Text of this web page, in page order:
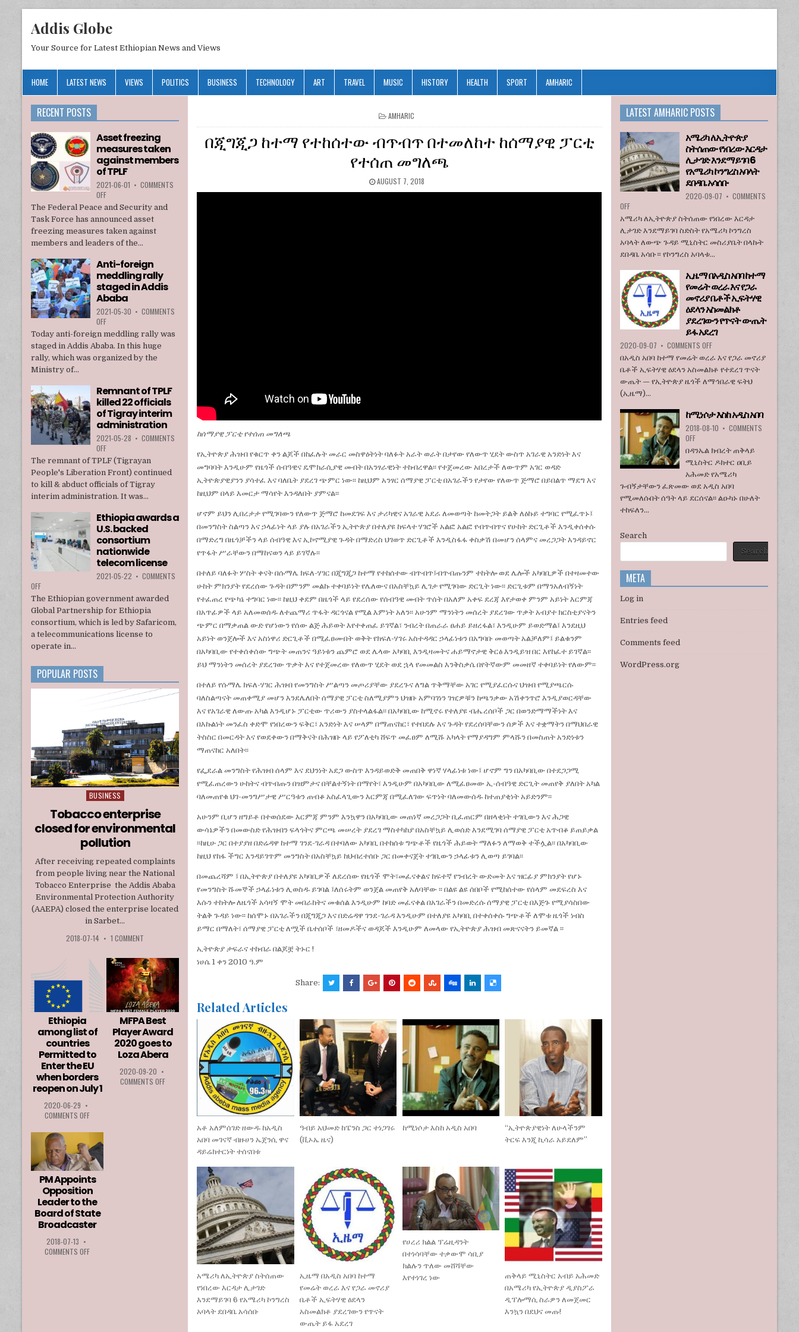
Addis Globe
Your Source for Latest Ethiopian News and Views
HOME LATEST NEWS VIEWS POLITICS BUSINESS TECHNOLOGY ART TRAVEL MUSIC HISTORY HEALTH SPORT AMHARIC
POSTED
IN
AMHARIC
በጂግጂጋ ከተማ የተከሰተው ብጥብጥ በተመለከተ ከሰማያዊ ፓርቲ
የተሰጠ መግለጫ
AUGUST 7, 2018
ከሰማያዊ ፓርቲ የተሰጠ መግለጫ
የኢትዮጵያ ሕዝብ የቁርጥ ቀን ልጆች በከፈሉት መራር መስዋዕትነት ባለፉት አራት ወራት በታየው የለውጥ ሂደት ውስጥ አገራዊ አንድነት እና
መግባባት እንዲሁም የዜጎች ሰብዓዊና ዴሞክራሲያዊ መብት በአንፃራዊነት ተከብረዋል፡፡ የተጀመረው አበረታች ለውጥም አገር ወዳድ
ኢትዮጵያዊያንን ያሳተፈ እና ባለቤት ያደረገ ጭምር ነው፡፡ ከዚህም አንፃር ሰማያዊ ፓርቲ በአገራችን የታየው የለውጥ ጅማሮ በይበልጥ ማደግ እና
ከዚህም በላይ እመርታ ማሳየት እንዳለበት ያምናል፡፡
ሆኖም ይህን ሊበረታታ የሚገባውን የለውጥ ጅማሮ ከመደገፍ እና ታሪካዊና አገራዊ አደራ ለመወጣት ከመትጋት ይልቅ ለዕኩይ ተግባር የሚፈጥኑ፤
በመንግስት ስልጣን እና ኃላፊነት ላይ ያሉ በአገራችን ኢትዮጵያ በተለያዩ ከፍላተ ሃገሮች አልፎ አልፎ የብጥብጥና የሁከት ድርጊቶች እንዲቀሰቀሱ
በማድረግ በዜጎቻችን ላይ ሰብዓዊ እና ኢኮኖሚያዊ ጉዳት በማድረስ ህገወጥ ድርጊቶች እንዲስፋፋ ቀስቃሽ በመሆን ሰላምና መረጋጋት እንዳይኖር
የጥፋት ሥራቸውን በማከናወን ላይ ይገኛሉ፡፡
በተለይ ባለፉት ሦስት ቀናት በሱማሌ ክፍለ-ሃገር በጂግጂጋ ከተማ የተከሰተው ብጥብጥ፤ብጥብጡንም ተከትሎ ወደ ሌሎች አካባቢዎች በተዛመተው
ሁከት ምክንያት የደረሰው ጉዳት በምንም መልኩ ተቀባይነት የሌለውና በአስቸኳይ ሊገታ የሚገባው ድርጊት ነው፡፡ ድርጊቱም በማንአለብኝነት
የተፈጠረ የጭካኔ ተግባር ነው፡፡ ከዚህ ቀደም በዜጎች ላይ የደረሰው የሰብዓዊ መብት ጥሰት በአለም አቀፍ ደረጃ እየታወቀ ምንም አይነት እርምጃ
በአጥፊዎች ላይ አለመወሰዱ ለተጨማሪ ጥፋት ዳርጎናል የሚል እምነት አለን፡፡ አሁንም ማንነትን መሰረት ያደረገው ጥቃት አብያተ ክርስቲያናትን
ጭምር በማቃጠል ውድ የሆነውን የሰው ልጅ ሕይወት እየተቀጠፈ ይገኛል፣ ንብረት በጠራራ ፀሐይ ይዘረፋል፣ እንዲሁም ይወድማል፤ እንደዚህ
አይነት ወንጀሎች እና አስነዋሪ ድርጊቶች በሚፈፀሙበት ወቅት የክፍለ-ሃገሩ አስተዳዳር ኃላፊነቱን በአግባቡ መወጣት አልቻለም፤ ይልቁንም
በአካባቢው የተቀሰቀሰው ግጭት መጠንና ዓይነቱን ጨምሮ ወደ ሌላው አካባቢ እንዲዛመትና ሐይማኖታዊ ቅርፅ እንዲይዝ በር እየከፈተ ይገኛል፡፡
ይህ ማንነትን መሰረት ያደረገው ጥቃት እና የተጀመረው የለውጥ ሂደት ወደ ኋላ የመመልስ እንቅስቃሴ በየትኛውም መመዘኛ ተቀባይነት የለውም፡፡
በተለይ የሱማሌ ክፍለ-ሃገር ሕዝብ የመንግስት ሥልጣን መጦሪያቸው ያደረጉና ለግል ጥቅማቸው አገር የሚያፈርሱና ህዝብ የሚያጫርሱ
ባለስልጣናት መጠቀሚያ መሆን እንደሌለበት ሰማያዊ ፓርቲ ስለሚያምን ህዝቡ አምባገነን ገዢዎቹን ከጫንቃው አሽቀንጥሮ እንዲያወርዳቸው
እና የአገራዊ ለውጡ አካል እንዲሆኑ ፓርቲው ጥሪውን ያስተላልፋል፡፡ በአካባቢው ከሚኖሩ የተለያዩ ብሔረሰቦች ጋር በወንድማማችነት እና
በእኩልነት መንፈስ ቀድሞ የነበረውን ፍቅር፣ አንድነት እና ሠላም በማጠናከር፣ የተበደሉ እና ጉዳት የደረሰባቸውን ሰዎች እና ተቋማትን በማህበራዊ
ትስስር በመርዳት እና የወደቀውን በማቅናት በሕዝቡ ላይ የፖለቲካ ሸፍጥ መፈፀም ለሚሹ አካላት የማያዳግም ምላሹን በመስጠት አንድነቱን
ማጠናከር አለበት፡፡
የፌደራል መንግስት የሕዝብ ሰላም እና ደህንነት አደጋ ውስጥ እንዳይወድቅ መጠበቅ ዋነኛ ሃላፊነቱ ነው፤ ሆኖም ግን በአካባቢው በተደጋጋሚ
የሚፈጠረውን ሁከትና ብጥብጡን በዝምታና በቸልተኝነት በማየት፣ እንዲሁም በአካባቢው ለሚፈፀመው ኢ-ሰብዓዊ ድርጊት መጠየቅ ያለበት አካል
ባለመጠየቁ ህገ-መንግሥታዊ ሥርዓቱን ጠብቆ አስፈላጊውን እርምጃ በሚፈለገው ፍጥነት ባለመውሰዱ ከተጠያቂነት አይድንም፡፡
አሁንም ቢሆን ዘግይቶ በተወሰደው እርምጃ ምንም እንኳዋን በአካባቢው መጠነኛ መረጋጋት ቢፈጠርም በዘላቂነት ተገቢውን እና ሕጋዊ
ውሳኔዎችን በመውስድ የሕዝብን ፍላጎትና ምርጫ መሠረት ያደረገ ማስተካከያ በአስቸኳይ ሊወሰድ እንደሚገባ ሰማያዊ ፓርቲ አጥብቆ ይጠይቃል
፡፡ከዚሁ ጋር በተያያዘ በድሬዳዋ ከተማ ገንደ-ገራዳ በተባለው አካባቢ በተከሰቱ ግጭቶች የዜጎች ሕይወት ማለፉን ለማወቅ ተችሏል፡፡ በአካባቢው
ከዚህ የከፋ ችግር እንዳይገጥም መንግስት በአስቸኳይ ከህብረተሰቡ ጋር በመቀናጀት ተገቢውን ኃላፊቱን ሊወጣ ይገባል፡፡
በመጨረሻም ፤ በኢትዮጵያ በተለያዩ አካባቢዎች ለደረሰው የዜጎች ሞት፣መፈናቀልና ከፍተኛ የንብረት ውድመት እና ዝርፊያ ምክንያት የሆኑ
የመንግስት ሹመኞች ኃላፊነቱን ሊወስዱ ይገባል ፤ለሰሩትም ወንጀል መጠየቅ አለባቸው ፡፡ በልዩ ልዩ ሰበቦች የሚከሰተው የሰላም መደፍረስ እና
እሱን ተከትሎ ለዜጎች አሳዛኝ ሞት መበራከትና መቁሰል እንዲሁም ከባድ መፈናቀል በአገራችን በመድረሱ ሰማያዊ ፓርቲ በእጅጉ የሚያሳስበው
ትልቅ ጉዳይ ነው፡፡ ከሰሞኑ በአገራችን በጂግጂጋ እና በድሬዳዋ ገንደ-ገራዳ እንዲሁም በተለያዩ አካባቢ በተቀሰቀሱ ግጭቶች ለሞቱ ዜጎች ነብስ
ይማር በማለት፣ ሰማያዊ ፓርቲ ለሟች ቤተሰቦች ፣ዘመዶችና ወዳጆች እንዲሁም ለመላው የኢትዮጵያ ሕዝብ መጽናናትን ይመኛል ፡፡
ኢትዮጵያ ታፍራና ተከብራ በልጆቿ ትኑር !
ነሀሴ 1 ቀን 2010 ዓ.ም
Share:
Related Articles
አቶ አለምሰገድ ዘውዱ ከአዲስ
አበባ መገናኛ ብዙሀን ኤጀንሲ ዋና
ዳይሬክተርነት ተሰናበቱ
ዓብይ አህመድ ከፔንስ ጋር ተነጋገሩ
(ቪኦኤ ዜና)
ከሚነሶታ እስከ አዲስ አበባ
“ኢትዮጵያዊነት ለሁላችንም
ትርፍ እንጂ ኪሳራ አይደለም”
አሜሪካ ለኢትዮጵያ ስትሰጠው
የነበረው እርዳታ ሊታገድ
እንደማይገባ 6 የአሜሪካ ኮንግረስ
አባላት ደበዳቤ አሳሰቡ
ኢዜማ በአዲስ አበባ ከተማ
የመሬት ወረራ እና የጋራ መኖሪያ
ቤቶች ኢፍትሃዊ ዕደላን
አስመልክቶ ያደረገውን የጥናት
ውጤት ይፋ አደረገ
የሀረሪ ክልል ፕሬዚዳንት
በተነሳባቸው ተቃውሞ ሳቢያ
ክልሉን ጥለው መሸሻቸው
እየተነገረ ነው
ጠቅላይ ሚኒስትር አብይ አሕመድ
በአሜሪካ የኢትዮጵያ ዲያስፖራ
ዲፕሎማሲ ስራዎን ለመጀመር
እንኳን በደህና መጡ!
RECENT POSTS
Asset freezing
measures taken
against members
of TPLF
2021-06-01 • COMMENTS
OFFON
ASSET
FREEZING
MEASURES
TAKEN
AGAINST
OF
TPLF
The Federal Peace and Security and
Task Force has announced asset
freezing measures taken against
members and leaders of the...
Anti-foreign
meddling rally
staged in Addis
Ababa
2021-05-30 • COMMENTS
OFFON
ANTI-
FOREIGN
MEDDLING
RALLY
ADDIS
ABABA
Today anti-foreign meddling rally was
staged in Addis Ababa. In this huge
rally, which was organized by the
Ministry of...
Remnant of TPLF
killed 22 officials
of Tigray interim
administration
2021-05-28 • COMMENTS
OFFON
REMNANT
OF
TPLF
KILLED
22
OF
TIGRAY
INTERIM
ADMINISTRATION
The remnant of TPLF (Tigrayan
People's Liberation Front) continued
to kill & abduct officials of Tigray
interim administration. It was...
Ethiopia awards a
U.S. backed
consortium
nationwide
telecom license
2021-05-22 • COMMENTS
OFFON
ETHIOPIA
AWARDS
A
U.S.
BACKED
CONSORTIUM
TELECOM
LICENSE
The Ethiopian government awarded
Global Partnership for Ethiopia
consortium, which is led by Safaricom,
a telecommunications license to
operate in...
POPULAR POSTS
Posted
BUSINESS
Tobacco enterprise
closed for environmental
pollution
After receiving repeated complaints
from people living near the National
Tobacco Enterprise the Addis Ababa
Environmental Protection Authority
(AAEPA) closed the enterprise located
in Sarbet...
2018-07-14 • 1 COMMENT
Ethiopia
among list of
countries
Permitted to
Enter the EU
when borders
reopen on July 1
2020-06-29 •
COMMENTS OFFON
AMONG
LIST
OF
COUNTRIES
PERMITTED
TO
ENTER
THE
EU
WHEN
REOPEN
MFPA Best
Player Award
2020 goes to
Loza Abera
2020-09-20 •
COMMENTS OFFON
PM Appoints
Opposition
Leader to the
Board of State
Broadcaster
2018-07-13 •
COMMENTS OFFON
LATEST AMHARIC POSTS
አሜሪካ ለኢትዮጵያ
ስትሰጠው የነበረው እርዳታ
ሊታገድ እንደማይገባ 6
የአሜሪካ ኮንግረስ አባላት
ደበዳቤ አሳሰቡ
2020-09-07 • COMMENTS
OFFON
አሜሪካ
ስትሰጠው
የነበረው
እርዳታ
እንደማይገባ
6
የአሜሪካ
ኮንግረስ
አባላት
ደበዳቤ
አሜሪካ ለኢትዮጵያ ስትሰጠው የነበረው እርዳታ
ሊታገድ እንደማይገባ ስድስት የአሜሪካ ኮንግረስ
አባላት ለውጭ ጉዳይ ሚኒስትር መስሪያቤት በላኩት
ደበዳቤ አሳቡ። የኮንግረስ አባላቱ...
ኢዜማ በአዲስ አበባ ከተማ
የመሬት ወረራ እና የጋራ
መኖሪያ ቤቶች ኢፍትሃዊ
ዕደላን አስመልክቶ
ያደረገውን የጥናት ውጤት
ይፋ አደረገ
2020-09-07 • COMMENTS OFFON
ኢዜማ
አበባ
ከተማ
እና
የጋራ
ቤቶች
ኢፍትሃዊ
ዕደላን
አስመልክቶ
ያደረገውን
የጥናት
በአዲስ አበባ ከተማ የመሬት ወረራ እና የጋራ መኖሪያ
ቤቶች ኢፍትሃዊ ዕደላን አስመልክቶ የተደረገ ጥናት
ውጤት — የኢትዮጵያ ዜጎች ለማኅበራዊ ፍትህ
(ኢዜማ)...
ከሚነሶታ እስከ አዲስ አበባ
2018-08-10 • COMMENTS
OFFON
ከሚነሶታ
እስከ
አዲስ
አበባ
በዳንኤል ክብረት ጠቅላይ
ሚኒስትር ዶክተር ዐቢይ
አሕመድ የአሜሪካ
ጉብኝታቸውን ፈጽመው ወደ አዲስ አበባ
የሚመለሱበት ሰዓት ላይ ደርሰናል፡፡ ልዑካኑ በሁለት
ተከፍለን...
Search
Search
META
Log in
Entries feed
Comments feed
WordPress.org